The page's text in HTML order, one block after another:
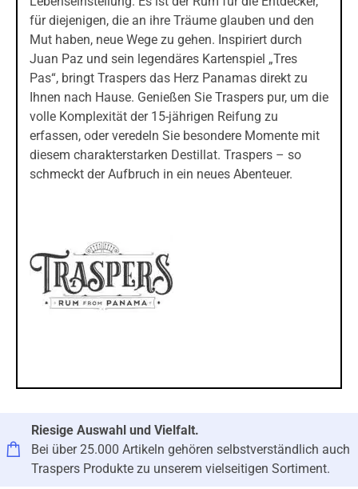
für diejenigen, die an ihre Träume glauben und den
Mut haben, neue Wege zu gehen. Inspiriert durch
Juan Paz und sein legendäres Kartenspiel „Tres
Pas“, bringt Traspers das Herz Panamas direkt zu
Ihnen nach Hause. Genießen Sie Traspers pur, um die
volle Komplexität der 15-jährigen Reifung zu
erfassen, oder veredeln Sie besondere Momente mit
diesem charakterstarken Destillat. Traspers – so
schmeckt der Aufbruch in ein neues Abenteuer.
Riesige Auswahl und Vielfalt.
Bei über 25.000 Artikeln gehören selbstverständlich auch
Traspers Produkte zu unserem vielseitigen Sortiment.